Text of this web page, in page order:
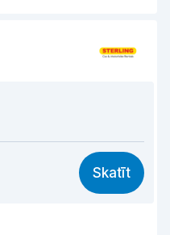
9,0
8,5
7,9
Skatīt